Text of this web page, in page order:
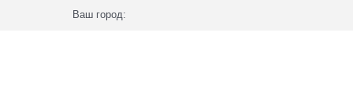
Ваш город: